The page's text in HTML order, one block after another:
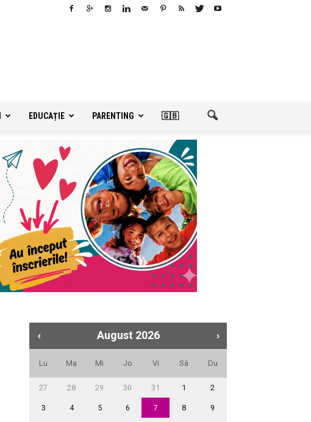
EDUCAȚIE PARENTING 🇬🇧
August 2026
Lu Ma Mi Jo Vi Sâ Du
27 28 29 30 31 1 2
3 4 5 6 7 8 9